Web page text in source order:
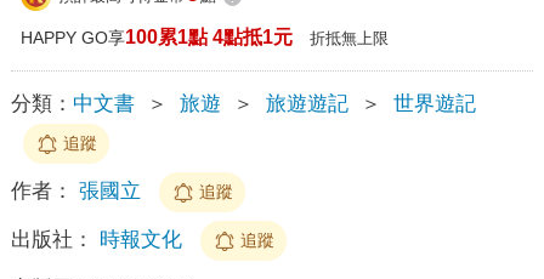
HAPPY GO享100累1點 4點抵1元 折抵無上限
分類： 中文書 ＞ 旅遊 ＞ 旅遊遊記 ＞ 世界遊記
追蹤
作者： 張國立 追蹤
出版社： 時報文化 追蹤